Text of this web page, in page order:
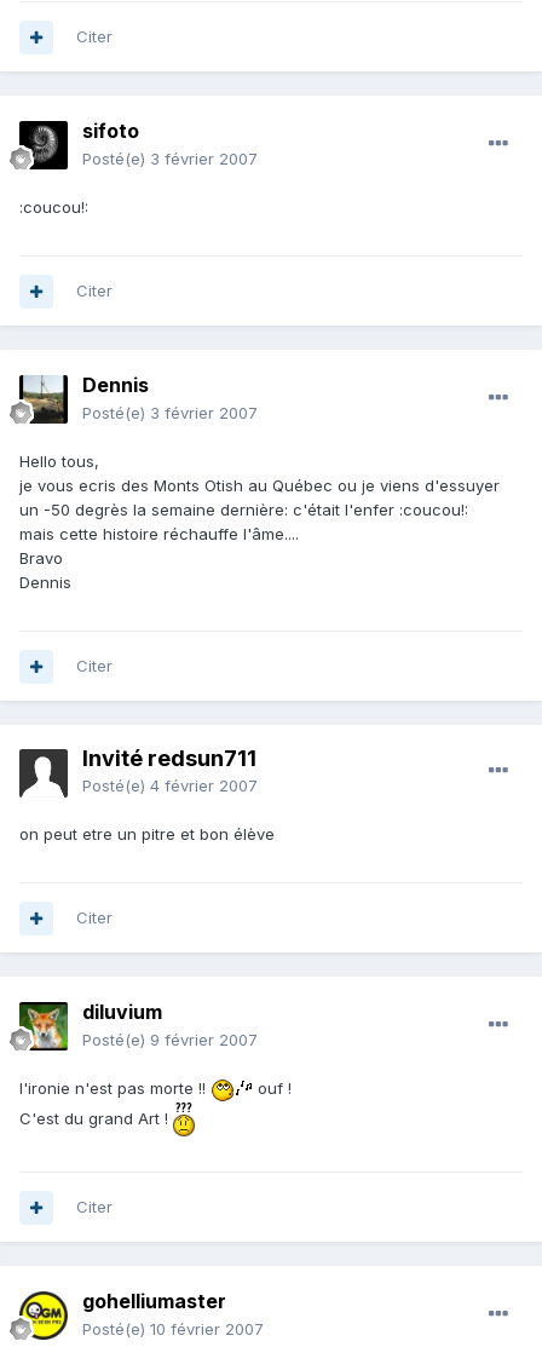
Citer
sifoto
Posté(e) 3 février 2007
:coucou!:
Citer
Dennis
Posté(e) 3 février 2007
Hello tous,
je vous ecris des Monts Otish au Québec ou je viens d'essuyer
un -50 degrès la semaine dernière: c'était l'enfer :coucou!:
mais cette histoire réchauffe l'âme....
Bravo
Dennis
Citer
Invité redsun711
Posté(e) 4 février 2007
on peut etre un pitre et bon élève
Citer
diluvium
Posté(e) 9 février 2007
l'ironie n'est pas morte !!
ouf !
C'est du grand Art !
Citer
gohelliumaster
Posté(e) 10 février 2007